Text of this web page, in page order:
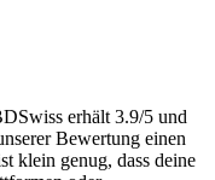
erhält 3.9/5 und
Bewertung einen
klein genug, dass deine